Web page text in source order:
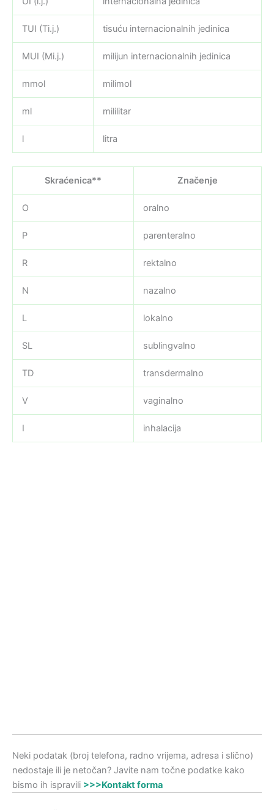
TUI (Ti.j.) tisuću internacionalnih jedinica
MUI (Mi.j.) milijun internacionalnih jedinica
mmol milimol
ml mililitar
l litra
Skraćenica** Značenje
O oralno
P parenteralno
R rektalno
N nazalno
L lokalno
SL sublingvalno
TD transdermalno
V vaginalno
I inhalacija
Neki podatak (broj telefona, radno vrijema, adresa i slično)
nedostaje ili je netočan? Javite nam točne podatke kako
bismo ih ispravili >>>Kontakt forma